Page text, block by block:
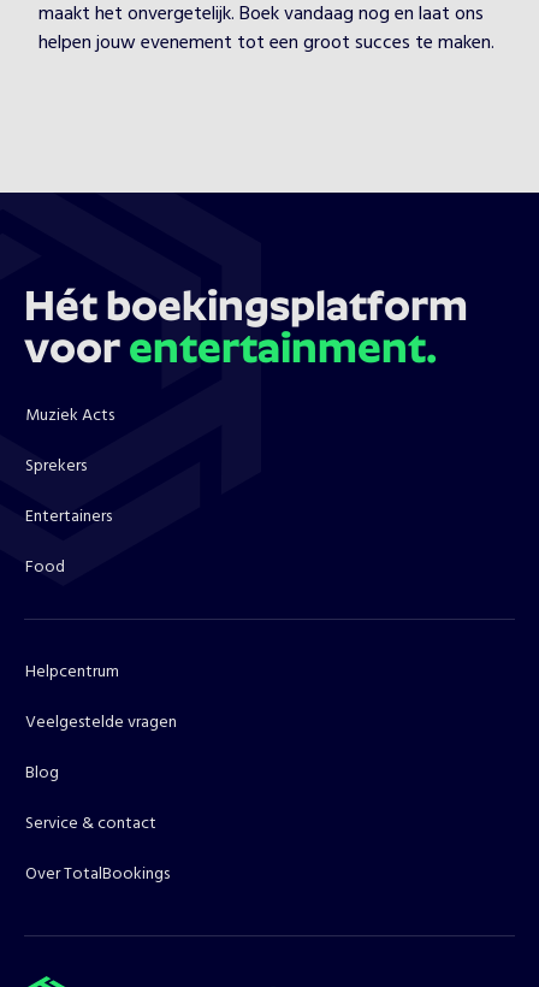
maakt het onvergetelijk. Boek vandaag nog en laat ons
helpen jouw evenement tot een groot succes te maken.
Hét boekingsplatform
voor entertainment.
Muziek Acts
Sprekers
Entertainers
Food
Helpcentrum
Veelgestelde vragen
Blog
Service & contact
Over TotalBookings